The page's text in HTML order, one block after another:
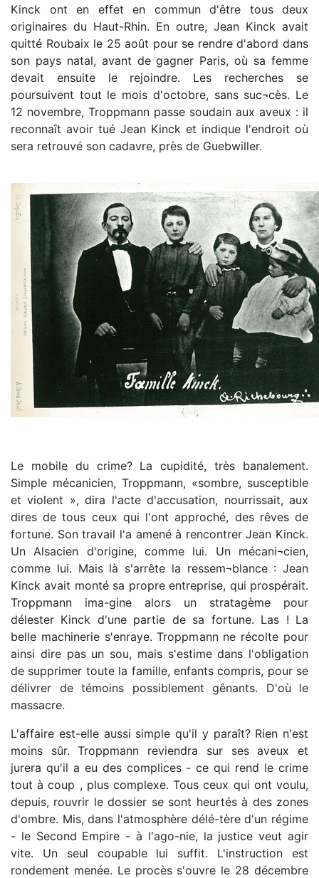
Kinck ont en effet en commun d'être tous deux
originaires du Haut-Rhin. En outre, Jean Kinck avait
quitté Roubaix le 25 août pour se rendre d'abord dans
son pays natal, avant de gagner Paris, où sa femme
devait ensuite le rejoindre. Les recherches se
poursuivent tout le mois d'octobre, sans suc¬cès. Le
12 novembre, Troppmann passe soudain aux aveux : il
reconnaît avoir tué Jean Kinck et indique l'endroit où
sera retrouvé son cadavre, près de Guebwiller.
Le mobile du crime? La cupidité, très banalement.
Simple mécanicien, Troppmann, «sombre, susceptible
et violent », dira l'acte d'accusation, nourrissait, aux
dires de tous ceux qui l'ont approché, des rêves de
fortune. Son travail l'a amené à rencontrer Jean Kinck.
Un Alsacien d'origine, comme lui. Un mécani¬cien,
comme lui. Mais là s'arrête la ressem¬blance : Jean
Kinck avait monté sa propre entreprise, qui prospérait.
Troppmann ima-gine alors un stratagème pour
délester Kinck d'une partie de sa fortune. Las ! La
belle machinerie s'enraye. Troppmann ne récolte pour
ainsi dire pas un sou, mais s'estime dans l'obligation
de supprimer toute la famille, enfants compris, pour se
délivrer de témoins possiblement gênants. D'où le
massacre.
L'affaire est-elle aussi simple qu'il y paraît? Rien n'est
moins sûr. Troppmann reviendra sur ses aveux et
jurera qu'il a eu des complices - ce qui rend le crime
tout à coup , plus complexe. Tous ceux qui ont voulu,
depuis, rouvrir le dossier se sont heurtés à des zones
d'ombre. Mis, dans l'atmosphère délé-tère d'un régime
- le Second Empire - à l'ago-nie, la justice veut agir
vite. Un seul coupable lui suffit. L'instruction est
rondement menée. Le procès s'ouvre le 28 décembre